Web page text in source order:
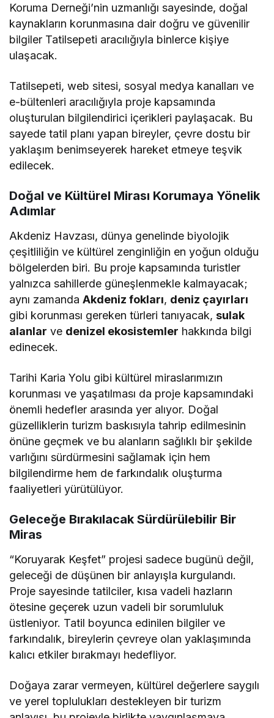
Koruma Derneği’nin uzmanlığı sayesinde, doğal
kaynakların korunmasına dair doğru ve güvenilir
bilgiler Tatilsepeti aracılığıyla binlerce kişiye
ulaşacak.
Tatilsepeti, web sitesi, sosyal medya kanalları ve
e-bültenleri aracılığıyla proje kapsamında
oluşturulan bilgilendirici içerikleri paylaşacak. Bu
sayede tatil planı yapan bireyler, çevre dostu bir
yaklaşım benimseyerek hareket etmeye teşvik
edilecek.
Doğal ve Kültürel Mirası Korumaya Yönelik
Adımlar
Akdeniz Havzası, dünya genelinde biyolojik
çeşitliliğin ve kültürel zenginliğin en yoğun olduğu
bölgelerden biri. Bu proje kapsamında turistler
yalnızca sahillerde güneşlenmekle kalmayacak;
aynı zamandaAkdeniz fokları, deniz çayırları
gibi korunması gereken türleri tanıyacak,sulak
alanlar ve denizel ekosistemler hakkında bilgi
edinecek.
Tarihi Karia Yolu gibi kültürel miraslarımızın
korunması ve yaşatılması da proje kapsamındaki
önemli hedefler arasında yer alıyor. Doğal
güzelliklerin turizm baskısıyla tahrip edilmesinin
önüne geçmek ve bu alanların sağlıklı bir şekilde
varlığını sürdürmesini sağlamak için hem
bilgilendirme hem de farkındalık oluşturma
faaliyetleri yürütülüyor.
Geleceğe Bırakılacak Sürdürülebilir Bir
Miras
“Koruyarak Keşfet” projesi sadece bugünü değil,
geleceği de düşünen bir anlayışla kurgulandı.
Proje sayesinde tatilciler, kısa vadeli hazların
ötesine geçerek uzun vadeli bir sorumluluk
üstleniyor. Tatil boyunca edinilen bilgiler ve
farkındalık, bireylerin çevreye olan yaklaşımında
kalıcı etkiler bırakmayı hedefliyor.
Doğaya zarar vermeyen, kültürel değerlere saygılı
ve yerel toplulukları destekleyen bir turizm